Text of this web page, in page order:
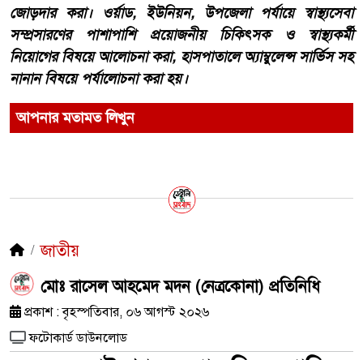
জোড়দার করা। ওর্য়াড, ইউনিয়ন, উপজেলা পর্যায়ে স্বাস্থ্যসেবা
সম্প্রসারণের পাশাপাশি প্রয়োজনীয় চিকিৎসক ও স্বাস্থ্যকর্মী
নিয়োগের বিষয়ে আলোচনা করা, হাসপাতালে অ্যাম্বুলেন্স সার্ভিস সহ
নানান বিষয়ে পর্যালোচনা করা হয়।
আপনার মতামত লিখুন
জাতীয়
মোঃ রাসেল আহমেদ মদন (নেত্রকোনা) প্রতিনিধি
প্রকাশ : বৃহস্পতিবার, ০৬ আগস্ট ২০২৬
ফটোকার্ড ডাউনলোড